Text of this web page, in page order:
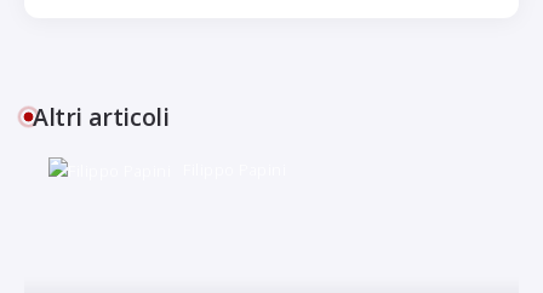
Altri articoli